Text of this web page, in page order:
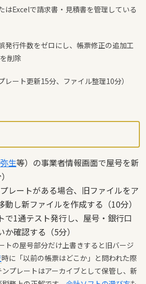
はExcelで請求書・見積書を管理している
発行件数をゼロにし、帳票修正の追加工
削除
レート更新15分、ファイル整理10分）
弥生等）の事業者情報画面で屋号を新
レートがある場合、旧ファイルをア
し新ファイルを作成する（10分）
で1通テスト発行し、屋号・銀行口
確認する（5分）
トの屋号部分だけ上書きすると旧バージ
時に「以前の帳票はどこか」と問われた際
プレートはアーカイブとして保管し、新